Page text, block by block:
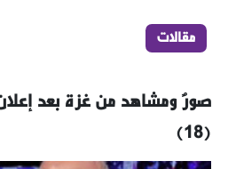
مقالات
صورٌ ومشاهد من غزة بعد إعلان
(18)